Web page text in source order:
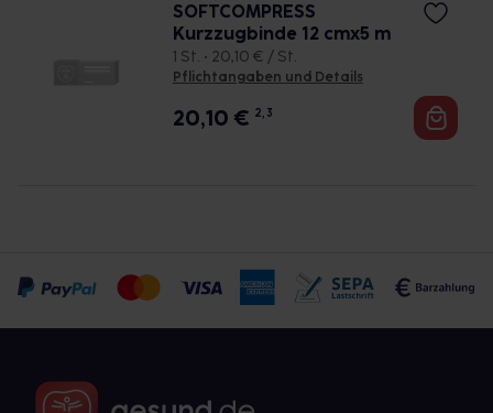
SOFTCOMPRESS
Kurzzugbinde 12 cmx5 m
1 St. • 20,10 € / St.
Pflichtangaben und Details
20,10 € 2, 3